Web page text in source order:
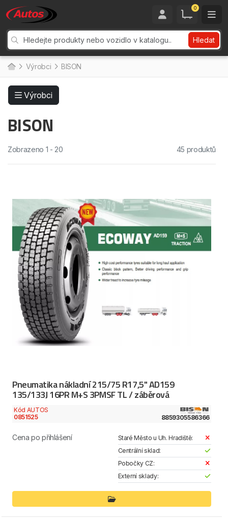
0
Hledat
Výrobci BISON
Výrobci
BISON
Zobrazeno 1 - 20 45 produktů
Pneumatika nákladní 215/75 R17,5" AD159
135/133J 16PR M+S 3PMSF TL / záběrová
Kód AUTOS
0851525
8859305586366
Cena po přihlášení
Staré Město u Uh. Hradiště:
Centrální sklad:
Pobočky CZ:
Externí sklady: